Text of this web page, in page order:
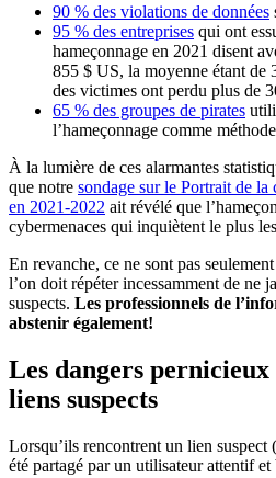
90 % des violations de données
95 % des entreprises qui ont
hameçonnage en 2021 disent
855 $ US, la moyenne étant de
des victimes ont perdu plus de
65 % des groupes de pirates
l’hameçonnage comme
À la lumière de ces alarmantes
que notre sondage sur le Portrait de
en 2021-2022 ait révélé que
cybermenaces qui inquiètent le plus
En revanche, ce ne sont pas
l’on doit répéter incessamment de ne
suspects. Les professionnels de
abstenir également!
Les dangers
liens suspects
Lorsqu’ils rencontrent un lien suspect
été partagé par un utilisateur attentif